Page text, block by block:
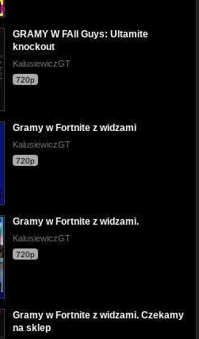
GRAMY W FAll Guys: Ultamite
knockout
KalusiewiczGT
720p
Gramy w Fortnite z widzami
KalusiewiczGT
720p
Gramy w Fortnite z widzami.
KalusiewiczGT
720p
Gramy w Fortnite z widzami. Czekamy
na sklep